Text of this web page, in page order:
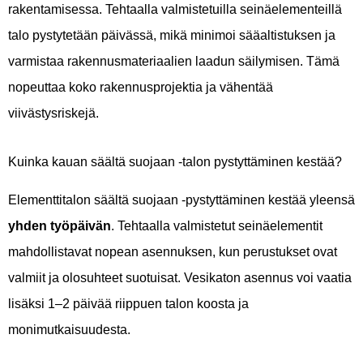
rakentamisessa. Tehtaalla valmistetuilla seinäelementeillä
talo pystytetään päivässä, mikä minimoi sääaltistuksen ja
varmistaa rakennusmateriaalien laadun säilymisen. Tämä
nopeuttaa koko rakennusprojektia ja vähentää
viivästysriskejä.
Kuinka kauan säältä suojaan -talon pystyttäminen kestää?
Elementtitalon säältä suojaan -pystyttäminen kestää yleensä
yhden työpäivän. Tehtaalla valmistetut seinäelementit
mahdollistavat nopean asennuksen, kun perustukset ovat
valmiit ja olosuhteet suotuisat. Vesikaton asennus voi vaatia
lisäksi 1–2 päivää riippuen talon koosta ja
monimutkaisuudesta.